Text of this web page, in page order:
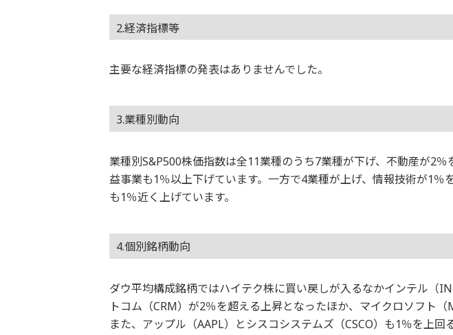
2.経済指標等
主要な経済指標の発表はありませんでした。
3.業種別動向
業種別S&P500株価指数は全11業種のうち7業種が下げ、不動産が2
益事業も1％以上下げています。一方で4業種が上げ、情報技術が1％
も1％近く上げています。
4.個別銘柄動向
ダウ平均構成銘柄ではハイテク株に買い戻しが入るなかインテル（
トコム（CRM）が2％を超える上昇となったほか、マイクロソフト（
また、アップル（AAPL）とシスコシステムズ（CSCO）も1％を上回